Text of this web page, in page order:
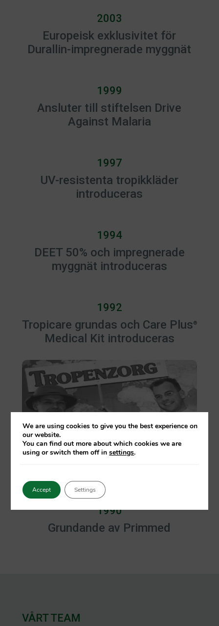
2003
Europeisk exklusivitet för
Durallin-impregnerade myggnät
1999
Ansluter till stiftelsen Drive
Against Malaria
1997
UV-resistenta tropikkläder
introduceras
1994
DEET 50% och impregnerade
myggnät introduceras
1992
Tropicare grundas och Care Plus®
Medical Kit introduceras
1990
Grundande av Primmed
VÅRT TEAM
We are using cookies to give you the best experience on
our website.
You can find out more about which cookies we are
using or switch them off insettings.
Accept Settings